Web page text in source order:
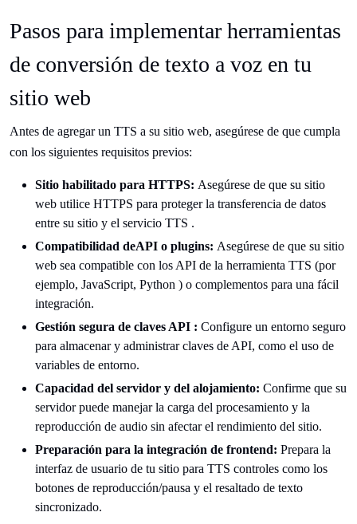
Pasos para implementar herramientas
de conversión de texto a voz en tu
sitio web
Antes de agregar un TTS a su sitio web, asegúrese de que cumpla
con los siguientes requisitos previos:
Sitio habilitado para HTTPS: Asegúrese de que su sitio
web utilice HTTPS para proteger la transferencia de datos
entre su sitio y el servicio TTS .
Compatibilidad deAPI o plugins: Asegúrese de que su sitio
web sea compatible con los API de la herramienta TTS (por
ejemplo, JavaScript, Python ) o complementos para una fácil
integración.
Gestión segura de claves API : Configure un entorno seguro
para almacenar y administrar claves de API, como el uso de
variables de entorno.
Capacidad del servidor y del alojamiento: Confirme que su
servidor puede manejar la carga del procesamiento y la
reproducción de audio sin afectar el rendimiento del sitio.
Preparación para la integración de frontend: Prepara la
interfaz de usuario de tu sitio para TTS controles como los
botones de reproducción/pausa y el resaltado de texto
sincronizado.